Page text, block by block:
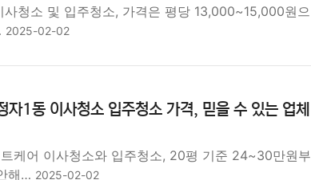
청소 및 입주청소, 가격은 평당 13,000~15,000원으
2025-02-02
자1동 이사청소 입주청소 가격, 믿을 수 있는 업체
케어 이사청소와 입주청소, 20평 기준 24~30만원부
해… 2025-02-02